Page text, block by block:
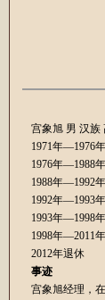
宫象旭
宫象旭 男 汉族
1971年—1976
1976年—1988
1988年—1992
1992年—1993
1993年—1998
1998年—2011
2012年退休
事迹
宫象旭经理，